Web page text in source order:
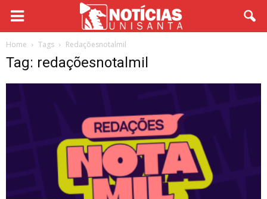
Home Tags Redaçõesnotalmil
Tag: redaçõesnotalmil